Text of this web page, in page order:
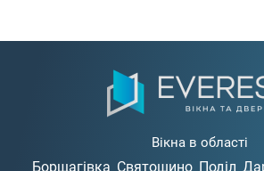
Вікна в області
Борщагівка Святошино Поділ